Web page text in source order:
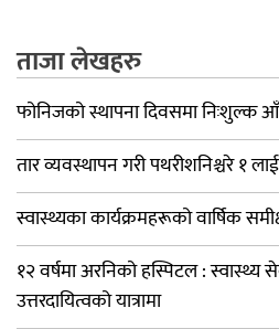
ताजा लेखहरु
फोनिजको स्थापना दिवसमा निःशुल्क
तार व्यवस्थापन गरी पथरीशनिश्चरे १
स्वास्थ्यका कार्यक्रमहरूको वार्षिक
१२ वर्षमा अरनिको हस्पिटल :
उत्तरदायित्वको यात्रामा